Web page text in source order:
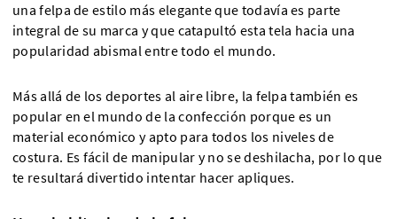
una felpa de estilo más elegante que todavía es parte
integral de su marca y que catapultó esta tela hacia una
popularidad abismal entre todo el mundo.
Más allá de los deportes al aire libre, la felpa también es
popular en el mundo de la confección porque es un
material económico y apto para todos los niveles de
costura. Es fácil de manipular y no se deshilacha, por lo que
te resultará divertido intentar hacer apliques.